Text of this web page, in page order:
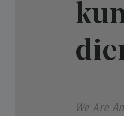
We Are